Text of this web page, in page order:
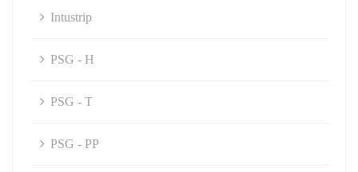
Intustrip
PSG - H
PSG - T
PSG - PP